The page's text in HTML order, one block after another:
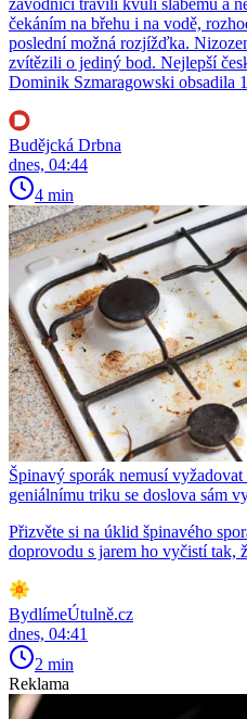
závodníci trávili kvůli slabému a
čekáním na břehu i na vodě,
poslední možná rozjížďka.
zvítězili o jediný bod. Nejlepší
Dominik Szmaragowski obsadila
Budějcká Drbna
dnes, 04:44
4 min
Špinavý sporák nemusí
geniálnímu triku se doslova sám
Přizvěte si na úklid špinavého
doprovodu s jarem ho vyčistí tak,
BydlímeÚtulně.cz
dnes, 04:41
2 min
Reklama